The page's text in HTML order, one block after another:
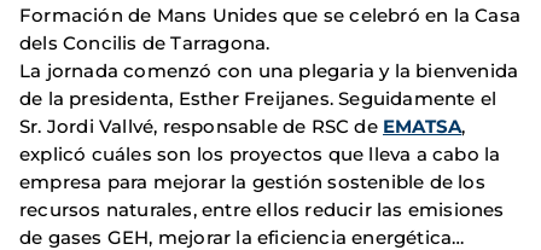
Formación de Mans Unides que se celebró en la Casa
dels Concilis de Tarragona.
La jornada comenzó con una plegaria y la bienvenida
de la presidenta, Esther Freijanes. Seguidamente el
Sr. Jordi Vallvé, responsable de RSC de EMATSA,
explicó cuáles son los proyectos que lleva a cabo la
empresa para mejorar la gestión sostenible de los
recursos naturales, entre ellos reducir las emisiones
de gases GEH, mejorar la eficiencia energética…